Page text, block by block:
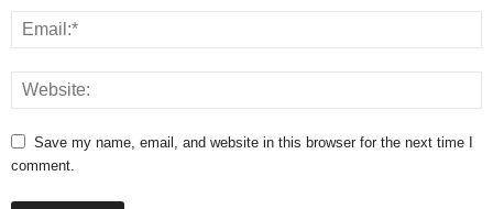
Save my name, email, and website in this browser for the next time I
comment.